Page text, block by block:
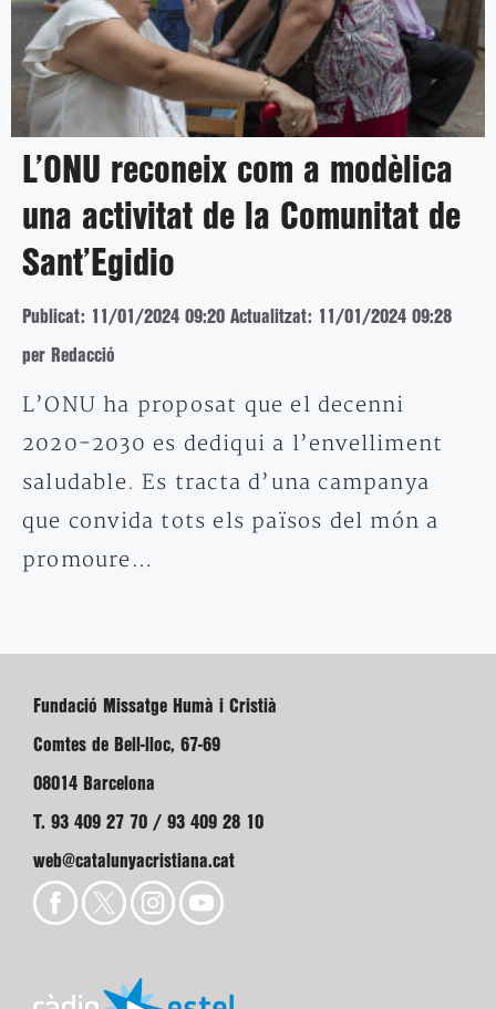
L’ONU reconeix com a modèlica
una activitat de la Comunitat de
Sant’Egidio
Publicat: 11/01/2024 09:20 Actualitzat: 11/01/2024 09:28
per Redacció
L’ONU ha proposat que el decenni
2020-2030 es dediqui a l’envelliment
saludable. Es tracta d’una campanya
que convida tots els països del món a
promoure…
Fundació Missatge Humà i Cristià
Comtes de Bell-lloc, 67-69
08014 Barcelona
T. 93 409 27 70 / 93 409 28 10
web@catalunyacristiana.cat